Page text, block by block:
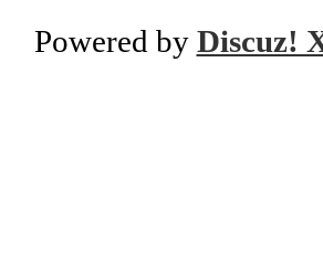
Powered by Discuz!